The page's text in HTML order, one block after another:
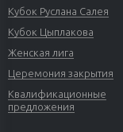
Кубок Руслана Салея
Кубок Цыплакова
Женская лига
Церемония закрытия
Квалификационные
предложения